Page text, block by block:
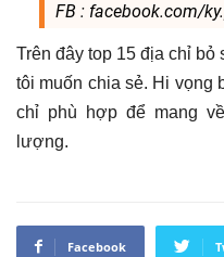
FB : facebook.com/
Trên đây top 15 địa chỉ bỏ
tôi muốn chia sẻ. Hi vọng
chỉ phù hợp để mang
lượng.
Facebook